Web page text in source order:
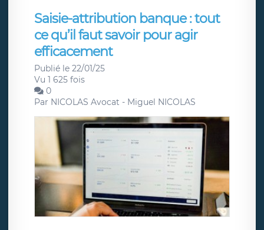
Saisie-attribution banque : tout
ce qu’il faut savoir pour agir
efficacement
Publié le 22/01/25
Vu 1 625 fois
0
Par NICOLAS Avocat - Miguel NICOLAS